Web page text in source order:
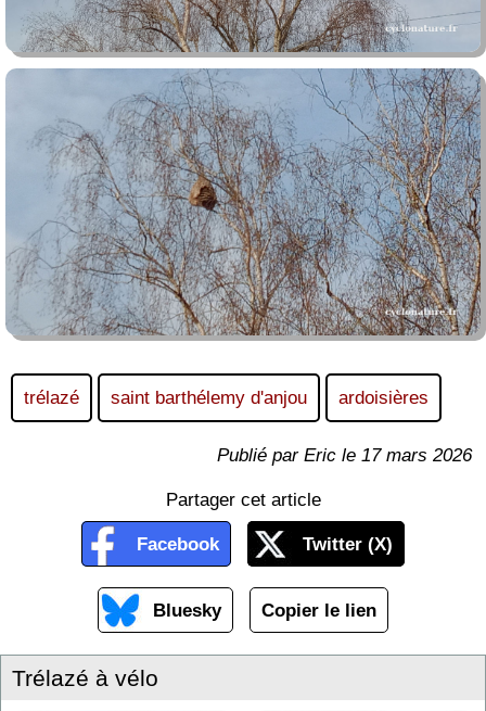
trélazé saint barthélemy d'anjou ardoisières
Publié par Eric le 17 mars 2026
Partager cet article
Facebook Twitter (X)
Bluesky Copier le lien
Trélazé à vélo